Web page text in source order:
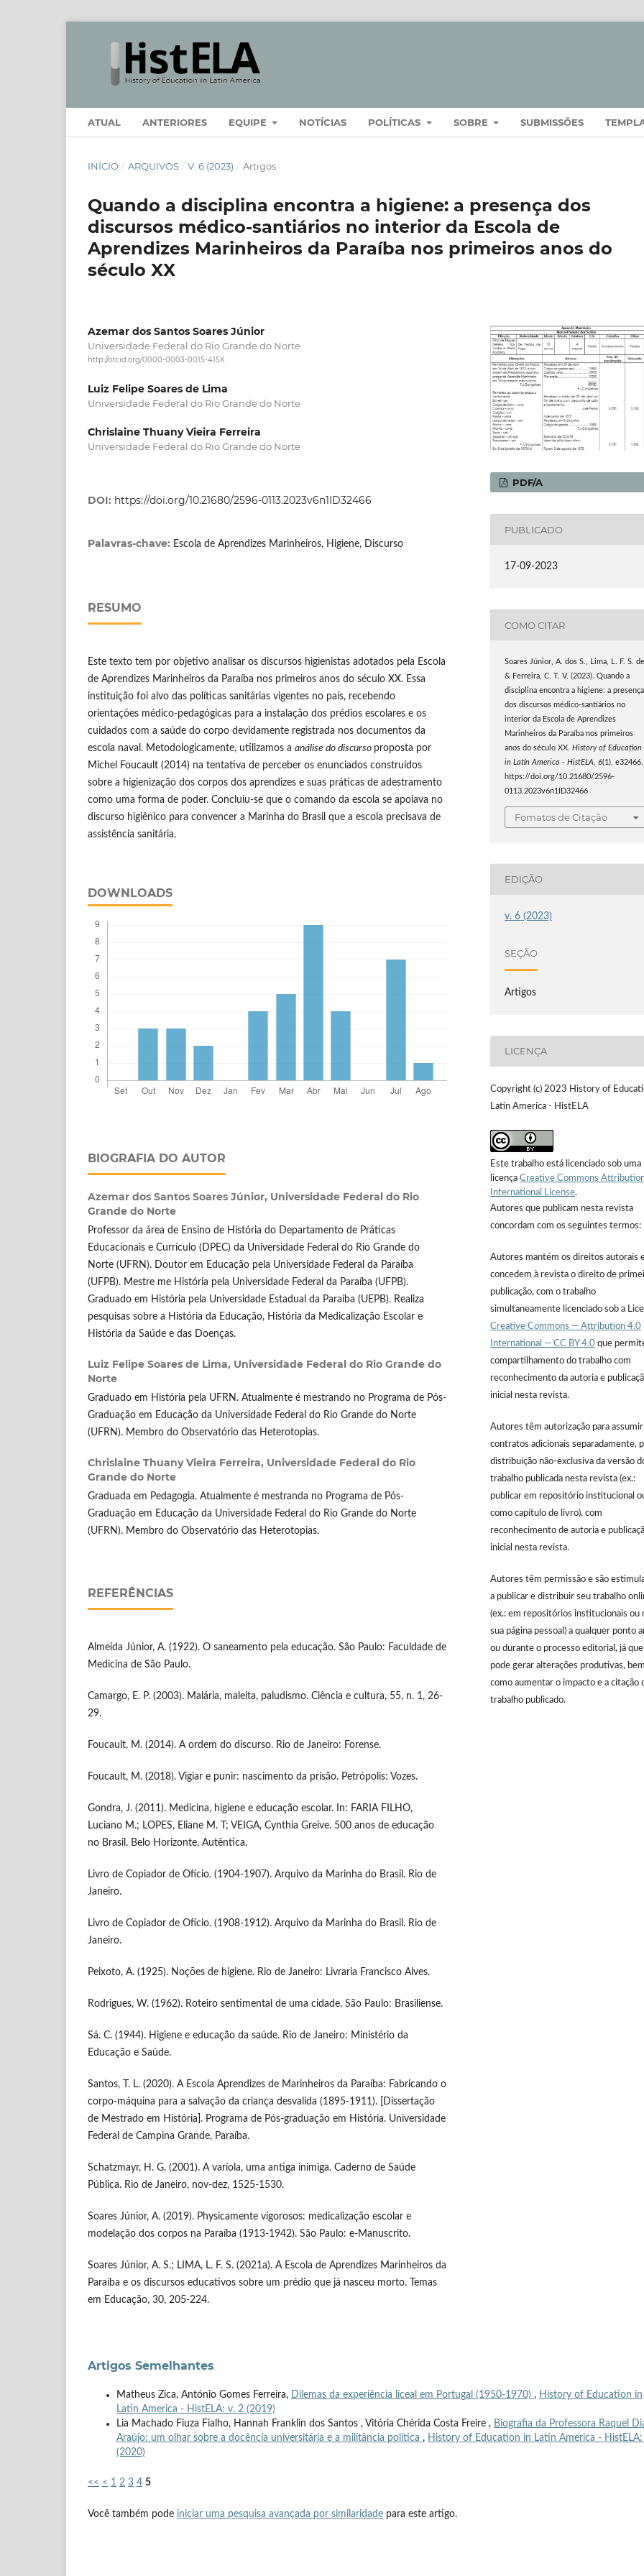
ATUAL ANTERIORES EQUIPE NOTÍCIAS POLÍTICAS SOBRE SUBMISSÕES
INÍCIO / ARQUIVOS / V. 6 (2023) / Artigos
Quando a disciplina encontra a higiene: a presença dos
discursos médico-santiários no interior da Escola de
Aprendizes Marinheiros da Paraíba nos primeiros anos do
século XX
Azemar dos Santos Soares Júnior
Universidade Federal do Rio Grande do Norte
http://orcid.org/0000-0003-0015-415X
Luiz Felipe Soares de Lima
Universidade Federal do Rio Grande do Norte
Chrislaine Thuany Vieira Ferreira
Universidade Federal do Rio Grande do Norte
DOI: https://doi.org/10.21680/2596-0113.2023v6n1ID32466
Palavras-chave: Escola de Aprendizes Marinheiros, Higiene, Discurso
RESUMO
Este texto tem por objetivo analisar os discursos higienistas adotados pela Escola
de Aprendizes Marinheiros da Paraíba nos primeiros anos do século XX. Essa
instituição foi alvo das políticas sanitárias vigentes no país, recebendo
orientações médico-pedagógicas para a instalação dos prédios escolares e os
cuidados com a saúde do corpo devidamente registrada nos documentos da
escola naval. Metodologicamente, utilizamos a análise do discurso proposta por
Michel Foucault (2014) na tentativa de perceber os enunciados construídos
sobre a higienização dos corpos dos aprendizes e suas práticas de adestramento
como uma forma de poder. Concluiu-se que o comando da escola se apoiava no
discurso higiênico para convencer a Marinha do Brasil que a escola precisava de
assistência sanitária.
DOWNLOADS
BIOGRAFIA DO AUTOR
Azemar dos Santos Soares Júnior, Universidade Federal do Rio
Grande do Norte
Professor da área de Ensino de História do Departamento de Práticas
Educacionais e Currículo (DPEC) da Universidade Federal do Rio Grande do
Norte (UFRN). Doutor em Educação pela Universidade Federal da Paraíba
(UFPB). Mestre me História pela Universidade Federal da Paraíba (UFPB).
Graduado em História pela Universidade Estadual da Paraíba (UEPB). Realiza
pesquisas sobre a História da Educação, História da Medicalização Escolar e
História da Saúde e das Doenças.
Luiz Felipe Soares de Lima, Universidade Federal do Rio Grande do
Norte
Graduado em História pela UFRN. Atualmente é mestrando no Programa de Pós-
Graduação em Educação da Universidade Federal do Rio Grande do Norte
(UFRN). Membro do Observatório das Heterotopias.
Chrislaine Thuany Vieira Ferreira, Universidade Federal do Rio
Grande do Norte
Graduada em Pedagogia. Atualmente é mestranda no Programa de Pós-
Graduação em Educação da Universidade Federal do Rio Grande do Norte
(UFRN). Membro do Observatório das Heterotopias.
REFERÊNCIAS
Almeida Júnior, A. (1922). O saneamento pela educação. São Paulo: Faculdade de
Medicina de São Paulo.
Camargo, E. P. (2003). Malária, maleita, paludismo. Ciência e cultura, 55, n. 1, 26-
29.
Foucault, M. (2014). A ordem do discurso. Rio de Janeiro: Forense.
Foucault, M. (2018). Vigiar e punir: nascimento da prisão. Petrópolis: Vozes.
Gondra, J. (2011). Medicina, higiene e educação escolar. In: FARIA FILHO,
Luciano M.; LOPES, Eliane M. T; VEIGA, Cynthia Greive. 500 anos de educação
no Brasil. Belo Horizonte, Autêntica.
Livro de Copiador de Ofício. (1904-1907). Arquivo da Marinha do Brasil. Rio de
Janeiro.
Livro de Copiador de Ofício. (1908-1912). Arquivo da Marinha do Brasil. Rio de
Janeiro.
Peixoto, A. (1925). Noções de higiene. Rio de Janeiro: Livraria Francisco Alves.
Rodrigues, W. (1962). Roteiro sentimental de uma cidade. São Paulo: Brasiliense.
Sá. C. (1944). Higiene e educação da saúde. Rio de Janeiro: Ministério da
Educação e Saúde.
Santos, T. L. (2020). A Escola Aprendizes de Marinheiros da Paraíba: Fabricando o
corpo-máquina para a salvação da criança desvalida (1895-1911). [Dissertação
de Mestrado em História]. Programa de Pós-graduação em História. Universidade
Federal de Campina Grande, Paraíba.
Schatzmayr, H. G. (2001). A varíola, uma antiga inimiga. Caderno de Saúde
Pública. Rio de Janeiro, nov-dez, 1525-1530.
Soares Júnior, A. (2019). Physicamente vigorosos: medicalização escolar e
modelação dos corpos na Paraíba (1913-1942). São Paulo: e-Manuscrito.
Soares Júnior, A. S.; LIMA, L. F. S. (2021a). A Escola de Aprendizes Marinheiros da
Paraíba e os discursos educativos sobre um prédio que já nasceu morto. Temas
em Educação, 30, 205-224.
PDF/A
PUBLICADO
17-09-2023
COMO CITAR
Soares Júnior, A. dos S., Lima, L. F. S.
& Ferreira, C. T. V. (2023). Quando a
disciplina encontra a higiene: a presença
dos discursos médico-santiários no
interior da Escola de Aprendizes
Marinheiros da Paraíba nos primeiros
anos do século XX.History of Education
in Latin America - HistELA,6(1), e32466.
https://doi.org/10.21680/2596-
0113.2023v6n1ID32466
Fomatos de Citação
EDIÇÃO
v. 6 (2023)
SEÇÃO
Artigos
LICENÇA
Copyright (c) 2023 History of
Latin America - HistELA
Este trabalho está licenciado sob uma
licença Creative Commons
International License.
Autores que publicam nesta revista
concordam com os seguintes termos:
Autores mantém os direitos autorais
concedem à revista o direito de
publicação, com o trabalho
simultaneamente licenciado sob a
Creative Commons — Attribution 4.0
International — CC BY 4.0 que
compartilhamento do trabalho com
reconhecimento da autoria e
inicial nesta revista.
Autores têm autorização para assumir
contratos adicionais separadamente,
distribuição não-exclusiva da versão
trabalho publicada nesta revista (ex.:
publicar em repositório institucional
como capítulo de livro), com
reconhecimento de autoria e
inicial nesta revista.
Autores têm permissão e são
a publicar e distribuir seu trabalho
(ex.: em repositórios institucionais ou
sua página pessoal) a qualquer ponto
ou durante o processo editorial, já
pode gerar alterações produtivas, bem
como aumentar o impacto e a citação
trabalho publicado.
Artigos Semelhantes
Matheus Zica, António Gomes Ferreira, Dilemas da experiência liceal em Portugal (1950-1970) , History of Education in
Latin America - HistELA: v. 2 (2019)
Lia Machado Fiuza Fialho, Hannah Franklin dos Santos , Vitória Chérida Costa Freire , Biografia da Professora Raquel
Araújo: um olhar sobre a docência universitária e a militância política , History of Education in Latin America - HistELA:
(2020)
<< < 1 2 3 4 5
Você também pode iniciar uma pesquisa avançada por similaridade para este artigo.